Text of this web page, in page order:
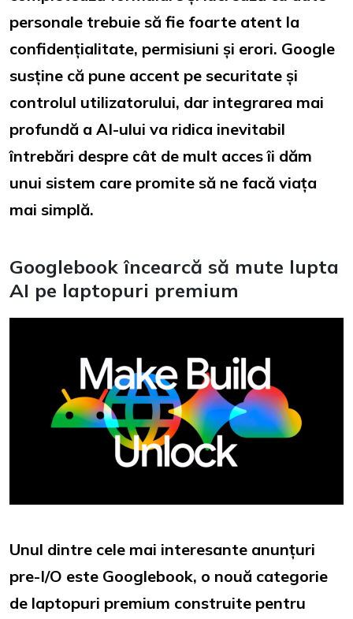
personale trebuie să fie foarte atent la
confidențialitate, permisiuni și erori. Google
susține că pune accent pe securitate și
controlul utilizatorului, dar integrarea mai
profundă a AI-ului va ridica inevitabil
întrebări despre cât de mult acces îi dăm
unui sistem care promite să ne facă viața
mai simplă.
Googlebook încearcă să mute lupta
AI pe laptopuri premium
Unul dintre cele mai interesante anunțuri
pre-I/O este Googlebook, o nouă categorie
de laptopuri premium construite pentru